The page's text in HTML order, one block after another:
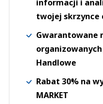
informacji i
twojej skrzynce
Gwarantowane
Handlowe
Rabat 30% na
MARKET